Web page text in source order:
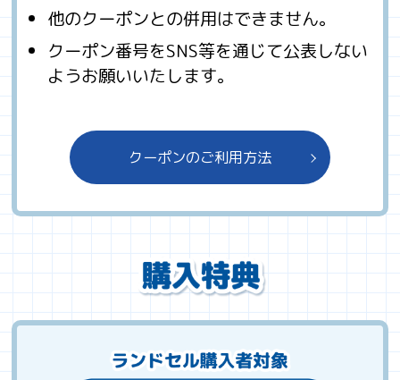
他のクーポンとの併用はできません。
クーポン番号をSNS等を通じて公表しない
ようお願いいたします。
クーポンのご利用方法